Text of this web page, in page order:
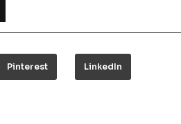
Pinterest LinkedIn